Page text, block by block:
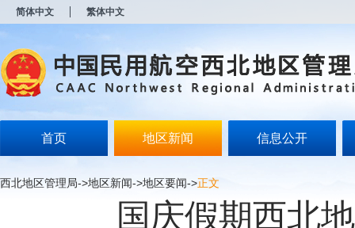
简体中文 繁体中文
首页 地区新闻 信息公开
西北地区管理局->地区新闻->地区要闻->正文
国庆假期西北
开
无
障
说
按
Alt